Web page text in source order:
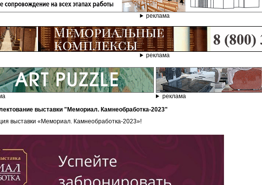
реклама
реклама
реклама
выставки "Мемориал. Камнеобработка-2023"
выставки «Мемориал. Камнеобработка-2023»!